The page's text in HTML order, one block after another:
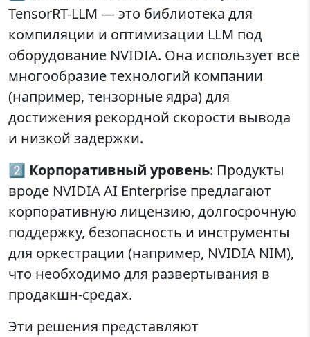
TensorRT-LLM — это библиотека для
компиляции и оптимизации LLM под
оборудование NVIDIA. Она использует всё
многообразие технологий компании
(например, тензорные ядра) для
достижения рекордной скорости вывода
и низкой задержки.
2️⃣ Корпоративный уровень: Продукты
вроде NVIDIA AI Enterprise предлагают
корпоративную лицензию, долгосрочную
поддержку, безопасность и инструменты
для оркестрации (например, NVIDIA NIM),
что необходимо для развертывания в
продакшн-средах.
Эти решения представляют